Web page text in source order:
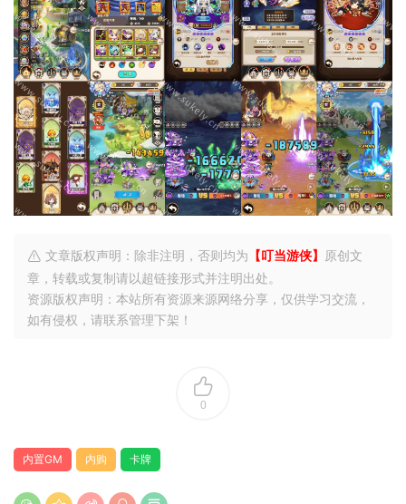
文章版权声明：除非注明，否则均为 【叮当游侠】
原创文
章，转载或复制请以超链接形式并注明出处。
资源版权声明：本站所有资源来源网络分享，仅供学习交流，
如有侵权，请联系管理下架！
0
内置GM 内购 卡牌